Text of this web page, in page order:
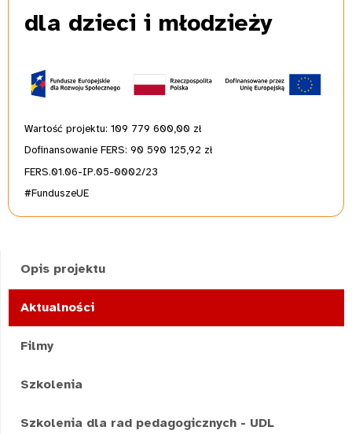
dla dzieci i młodzieży
Wartość projektu: 109 779 600,00 zł
Dofinansowanie FERS: 90 590 125,92 zł
FERS.01.06-IP.05-0002/23
#FunduszeUE
Opis projektu
Aktualności
Filmy
Szkolenia
Szkolenia dla rad pedagogicznych - UDL